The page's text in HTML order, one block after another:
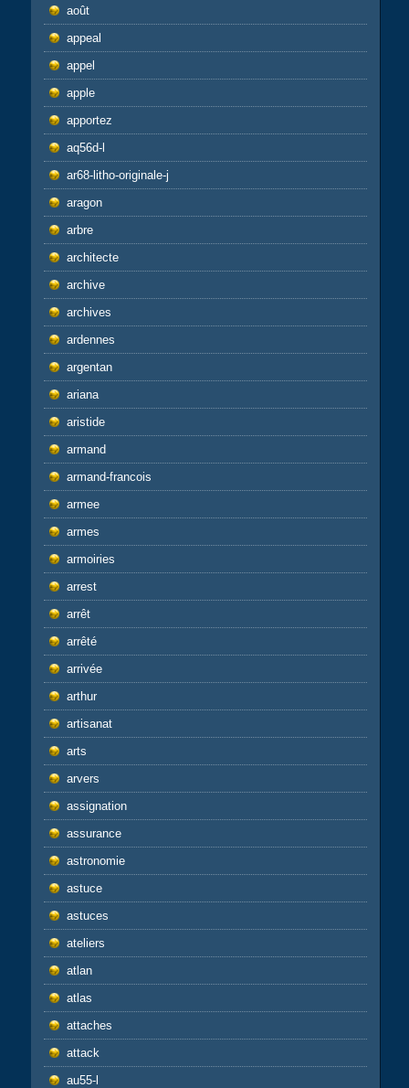
août
appeal
appel
apple
apportez
aq56d-l
ar68-litho-originale-j
aragon
arbre
architecte
archive
archives
ardennes
argentan
ariana
aristide
armand
armand-francois
armee
armes
armoiries
arrest
arrêt
arrêté
arrivée
arthur
artisanat
arts
arvers
assignation
assurance
astronomie
astuce
astuces
ateliers
atlan
atlas
attaches
attack
au55-l